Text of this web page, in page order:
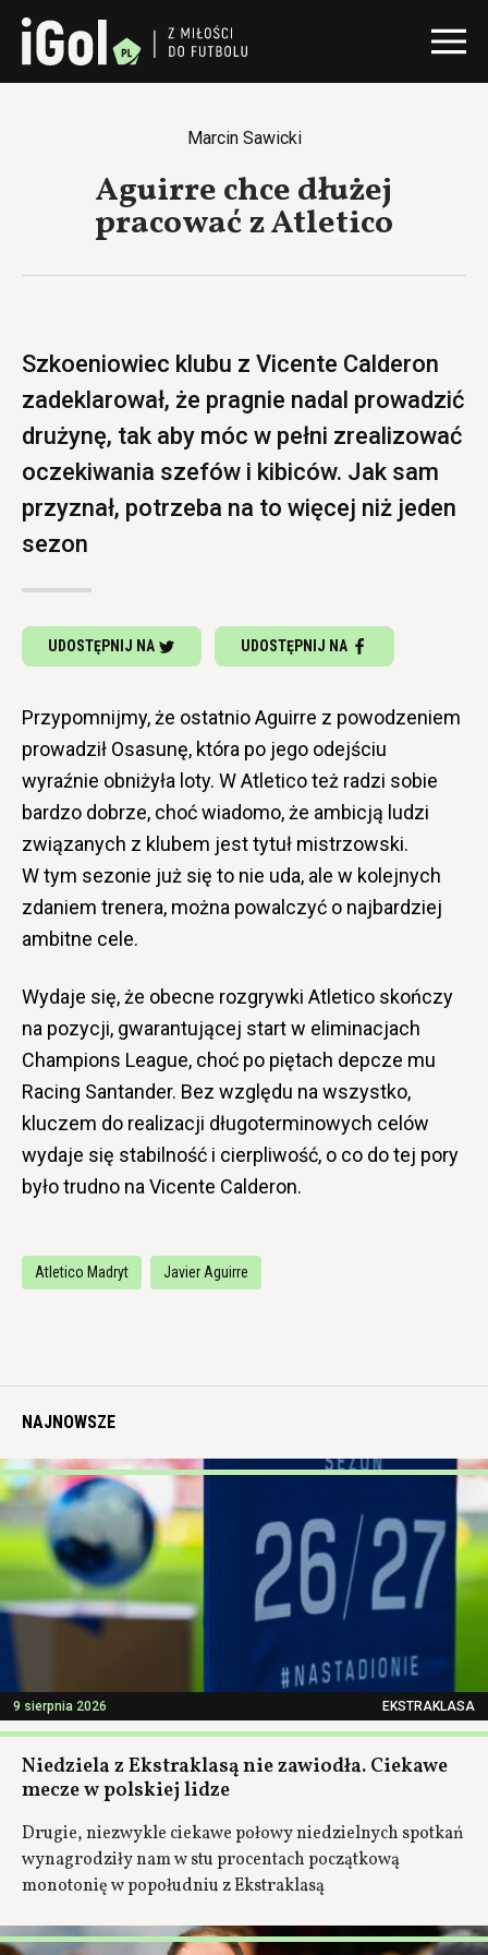
Marcin Sawicki
Aguirre chce dłużej
pracować z Atletico
Szkoeniowiec klubu z Vicente Calderon
zadeklarował, że pragnie nadal prowadzić
drużynę, tak aby móc w pełni zrealizować
oczekiwania szefów i kibiców. Jak sam
przyznał, potrzeba na to więcej niż jeden
sezon
UDOSTĘPNIJ NA UDOSTĘPNIJ NA
Przypomnijmy, że ostatnio Aguirre z powodzeniem
prowadził Osasunę, która po jego odejściu
wyraźnie obniżyła loty. W Atletico też radzi sobie
bardzo dobrze, choć wiadomo, że ambicją ludzi
związanych z klubem jest tytuł mistrzowski.
W tym sezonie już się to nie uda, ale w kolejnych
zdaniem trenera, można powalczyć o najbardziej
ambitne cele.
Wydaje się, że obecne rozgrywki Atletico skończy
na pozycji, gwarantującej start w eliminacjach
Champions League, choć po piętach depcze mu
Racing Santander. Bez względu na wszystko,
kluczem do realizacji długoterminowych celów
wydaje się stabilność i cierpliwość, o co do tej pory
było trudno na Vicente Calderon.
Atletico Madryt Javier Aguirre
NAJNOWSZE
9 sierpnia 2026 EKSTRAKLASA
Niedziela z Ekstraklasą nie zawiodła. Ciekawe
mecze w polskiej lidze
Drugie, niezwykle ciekawe połowy niedzielnych spotkań
wynagrodziły nam w stu procentach początkową
monotonię w popołudniu z Ekstraklasą